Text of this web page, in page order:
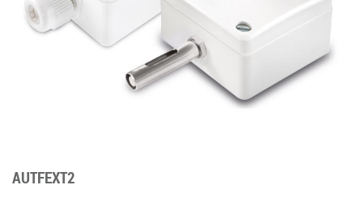
AUTFEXT2